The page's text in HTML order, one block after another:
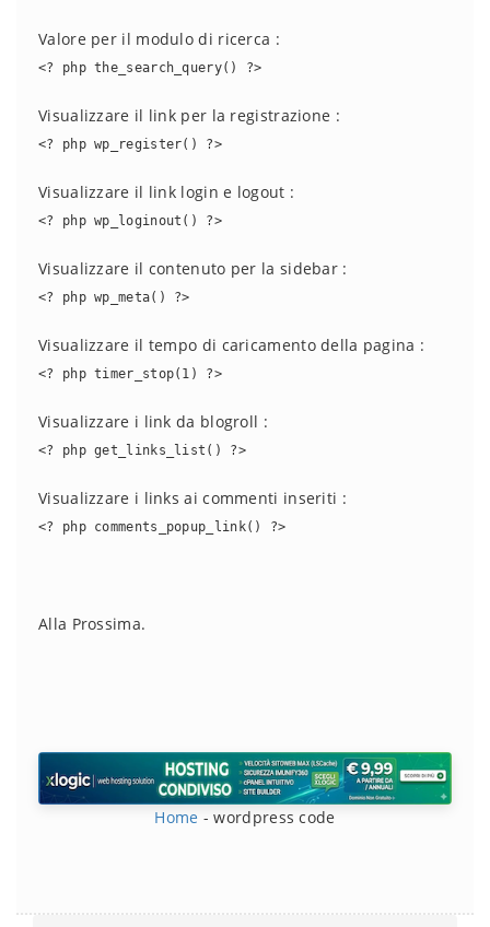
Valore per il modulo di ricerca :
<? php the_search_query() ?>
Visualizzare il link per la registrazione :
<? php wp_register() ?>
Visualizzare il link login e logout :
<? php wp_loginout() ?>
Visualizzare il contenuto per la sidebar :
<? php wp_meta() ?>
Visualizzare il tempo di caricamento della pagina :
<? php timer_stop(1) ?>
Visualizzare i link da blogroll :
<? php get_links_list() ?>
Visualizzare i links ai commenti inseriti :
<? php comments_popup_link() ?>
Alla Prossima.
Home -wordpress code